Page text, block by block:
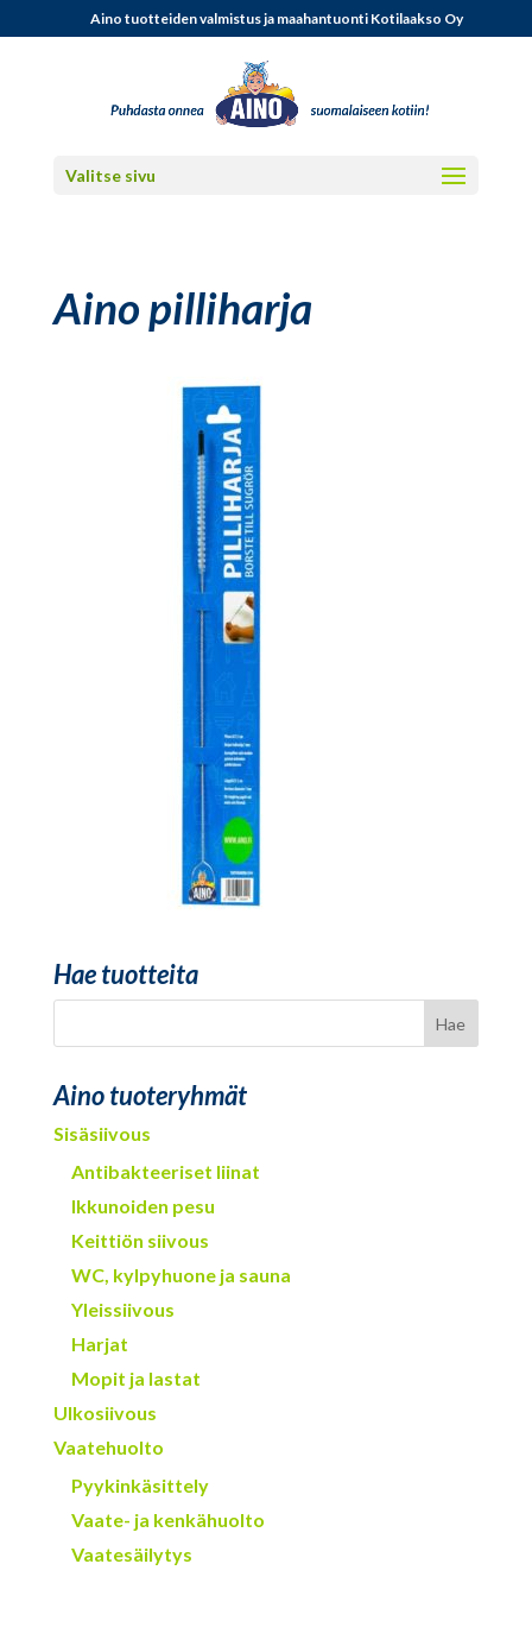
Aino tuotteiden valmistus ja maahantuonti Kotilaakso Oy
Valitse sivu
Aino pilliharja
Hae tuotteita
Aino tuoteryhmät
Sisäsiivous
Antibakteeriset liinat
Ikkunoiden pesu
Keittiön siivous
WC, kylpyhuone ja sauna
Yleissiivous
Harjat
Mopit ja lastat
Ulkosiivous
Vaatehuolto
Pyykinkäsittely
Vaate- ja kenkähuolto
Vaatesäilytys